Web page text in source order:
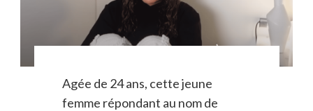
Agée de 24 ans, cette jeune
femme répondant au nom de